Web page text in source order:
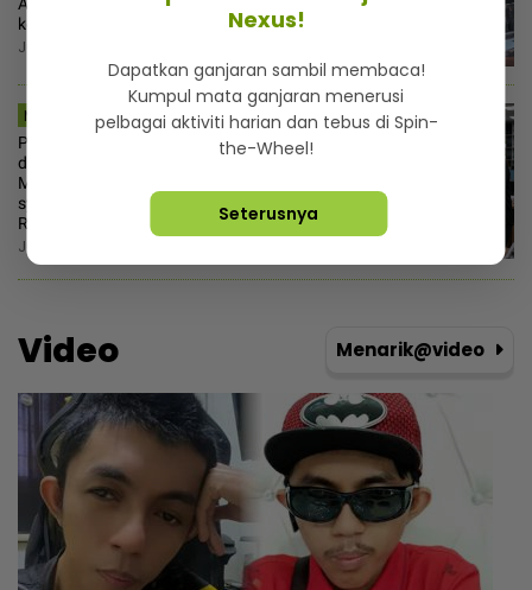
Alami masalah kesihatan sejak beri
keterangan pada SPRM
Jumaat, 7 Ogos 2026 12:52 PM
MSTAR | I-SUKE
Pekerja kantoi mengumpat ‘big boss’
dalam e-mel dibuang kerja! Tapi
Mahkamah Perusahaan arah
syarikat bayar pampasan lebih
RM66,850
Jumaat, 7 Ogos 2026 12:30 PM
Video Menarik@video
Nexus!
Dapatkan ganjaran sambil membaca!
Kumpul mata ganjaran menerusi
pelbagai aktiviti harian dan tebus di Spin-
the-Wheel!
Seterusnya